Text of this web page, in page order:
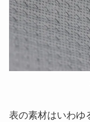
表の素材はいわゆ